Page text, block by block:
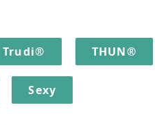
Trudi® THUN®
Sexy